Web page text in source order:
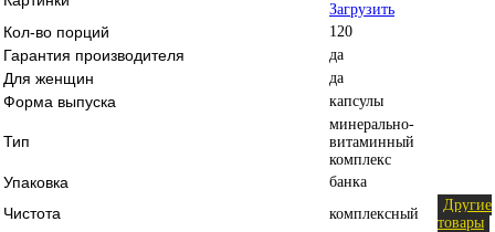
Загрузить
Кол-во порций 120
Гарантия производителя да
Для женщин да
Форма выпуска капсулы
Тип
минерально-
витаминный
комплекс
Упаковка банка
Чистота комплексный
Другие
товары